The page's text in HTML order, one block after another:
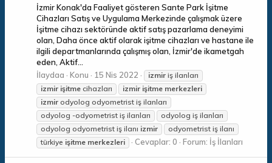
İzmir Konak'da Faaliyet gösteren Sante Park İşitme
Cihazları Satış ve Uygulama Merkezinde çalışmak üzere
İşitme cihazı sektöründe aktif satış pazarlama deneyimi
olan, Daha önce aktif olarak işitme cihazları ve hastane ile
ilgili departmanlarında çalışmış olan, İzmir'de ikametgah
eden, Aktif...
İlaydaa
Konu 15 Nis 2022 izmir iş ilanları
izmir işitme cihazları izmir işitme merkezleri
izmir odyolog odyometrist iş ilanları
odyolog -odyometrist iş ilanları
odyolog iş ilanları
odyolog odyometrist iş ilanı izmir
odyometrist iş ilanı
türkiye işitme merkezleri Cevaplar: 0 Forum: İş İlanları